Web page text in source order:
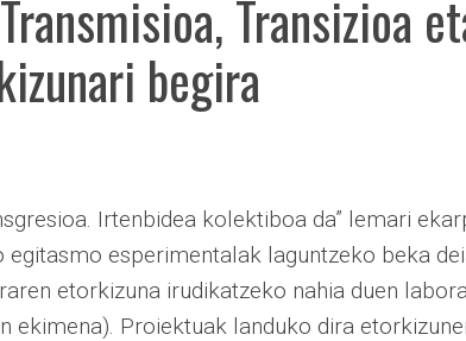
Transizioa
begira
Irtenbidea kolektiboa da” lemari
egitasmo esperimentalak laguntzeko beka
etorkizuna irudikatzeko nahia duen
ekimena). Proiektuak landuko dira